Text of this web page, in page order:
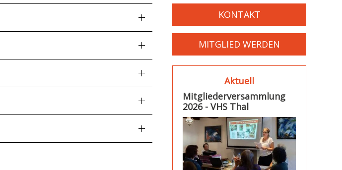
KONTAKT
MITGLIED WERDEN
Aktuell
Mitgliederversammlung
2026 - VHS Thal